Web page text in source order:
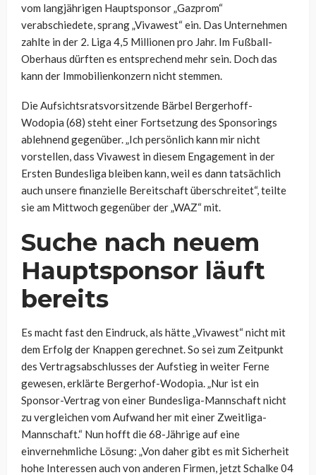
vom langjährigen Hauptsponsor „Gazprom“
verabschiedete, sprang „Vivawest“ ein. Das Unternehmen
zahlte in der 2. Liga 4,5 Millionen pro Jahr. Im Fußball-
Oberhaus dürften es entsprechend mehr sein. Doch das
kann der Immobilienkonzern nicht stemmen.
Die Aufsichtsratsvorsitzende Bärbel Bergerhoff-
Wodopia (68) steht einer Fortsetzung des Sponsorings
ablehnend gegenüber. „Ich persönlich kann mir nicht
vorstellen, dass Vivawest in diesem Engagement in der
Ersten Bundesliga bleiben kann, weil es dann tatsächlich
auch unsere finanzielle Bereitschaft überschreitet“, teilte
sie am Mittwoch gegenüber der „WAZ“ mit.
Suche nach neuem
Hauptsponsor läuft
bereits
Es macht fast den Eindruck, als hätte „Vivawest“ nicht mit
dem Erfolg der Knappen gerechnet. So sei zum Zeitpunkt
des Vertragsabschlusses der Aufstieg in weiter Ferne
gewesen, erklärte Bergerhof-Wodopia. „Nur ist ein
Sponsor-Vertrag von einer Bundesliga-Mannschaft nicht
zu vergleichen vom Aufwand her mit einer Zweitliga-
Mannschaft.“ Nun hofft die 68-Jährige auf eine
einvernehmliche Lösung: „Von daher gibt es mit Sicherheit
hohe Interessen auch von anderen Firmen, jetzt Schalke 04